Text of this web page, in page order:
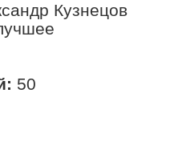
Кузнецов
50